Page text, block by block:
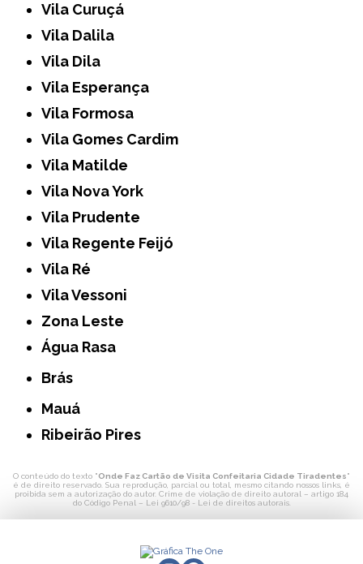
Vila Curuçá
Vila Dalila
Vila Dila
Vila Esperança
Vila Formosa
Vila Gomes Cardim
Vila Matilde
Vila Nova York
Vila Prudente
Vila Regente Feijó
Vila Ré
Vila Vessoni
Zona Leste
Água Rasa
Brás
Mauá
Ribeirão Pires
O conteúdo do texto "Onde Faz Cartão de Visita Confeitaria Cidade Tiradentes"
é de direito reservado. Sua reprodução, parcial ou total, mesmo citando nossos links, é
proibida sem a autorização do autor. Crime de violação de direito autoral – artigo 184
do Código Penal – Lei 9610/98 - Lei de direitos autorais.